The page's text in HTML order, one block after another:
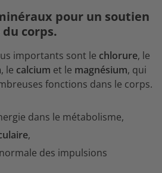
pour un soutien
corps.
importants sont le chlorure, le
, le calcium et le magnésium, qui
fonctions dans le corps.
dans le métabolisme,
,
des impulsions